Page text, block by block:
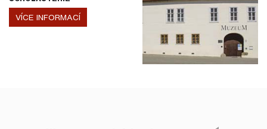
VÍCE INFORMACÍ